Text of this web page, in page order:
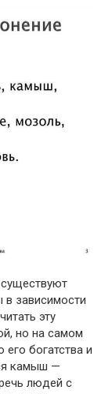
зависимости
эту
но на самом
богатства и
камыш —
людей с